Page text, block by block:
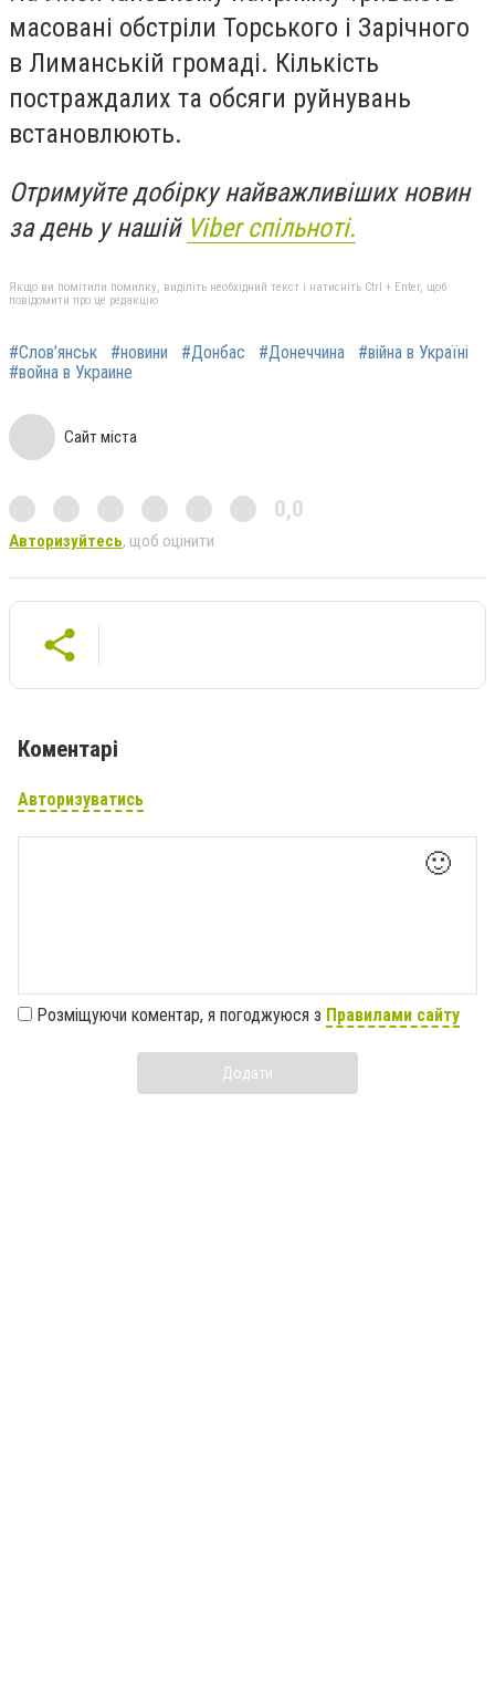
масовані обстріли Торського і Зарічного
в Лиманській громаді. Кількість
постраждалих та обсяги руйнувань
встановлюють.
Отримуйте добірку найважливіших новин
за день у нашій Viber спільноті.
Якщо ви помітили помилку, виділіть необхідний текст і натисніть Ctrl + Enter, щоб
повідомити про це редакцію
#Слов’янськ #новини #Донбас #Донеччина
#війна в Україні
#война в Украине
Сайт міста
0,0
Авторизуйтесь, щоб оцінити
Коментарі
Авторизуватись
🙂
Розміщуючи коментар, я погоджуюся з Правилами сайту
Додати